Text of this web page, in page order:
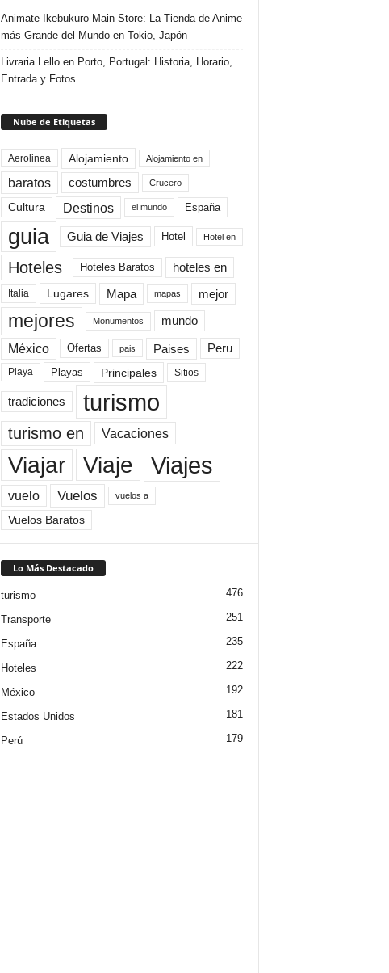
Animate Ikebukuro Main Store: La Tienda de Anime
más Grande del Mundo en Tokio, Japón
Livraria Lello en Porto, Portugal: Historia, Horario,
Entrada y Fotos
Nube de Etiquetas
Aerolinea Alojamiento Alojamiento en
baratos costumbres Crucero
Cultura Destinos el mundo España
guia Guia de Viajes Hotel Hotel en
Hoteles Hoteles Baratos hoteles en
Italia Lugares Mapa mapas mejor
mejores Monumentos mundo
México Ofertas pais Paises Peru
Playa Playas Principales Sitios
tradiciones turismo
turismo en Vacaciones
Viajar Viaje Viajes
vuelo Vuelos vuelos a
Vuelos Baratos
Lo Más Destacado
turismo 476
Transporte 251
España 235
Hoteles 222
México 192
Estados Unidos 181
Perú 179